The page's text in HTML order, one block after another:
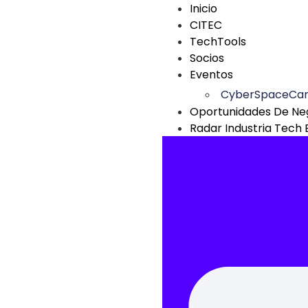
Inicio
CITEC
TechTools
Socios
Eventos
Oportunidades De
Radar Industria Tech